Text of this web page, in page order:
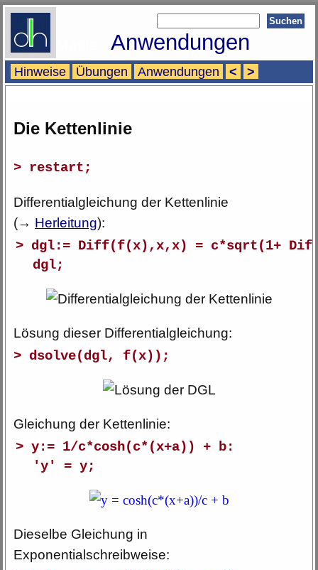
Anwendungen
Hinweise Übungen Anwendungen < >
Die Kettenlinie
> restart;
Differentialgleichung der Kettenlinie
(→ Herleitung):
> dgl:= Diff(f(x),x,x) = c*sqrt(1+
dgl;
Lösung dieser Differentialgleichung:
> dsolve(dgl, f(x));
Gleichung der Kettenlinie:
> y:= 1/c*cosh(c*(x+a)) + b:
'y' = y;
Dieselbe Gleichung in
Exponentialschreibweise: